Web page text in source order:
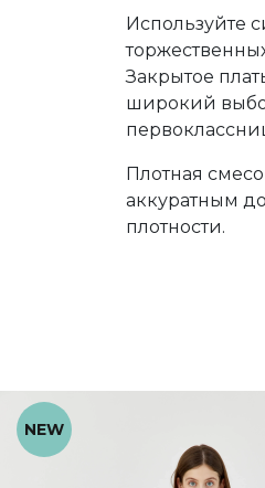
Используйте
Закрытое
широкий
Плотная
аккуратным
плотности.
NEW